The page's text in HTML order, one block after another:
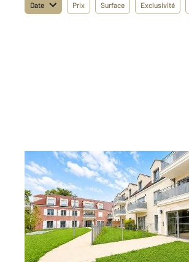
Date Prix Surface Exclusivité
L ISLE ADAM 95
62,12 m
, 3 pièces
Ref : 680419
Appartement à vendre
397 000 €